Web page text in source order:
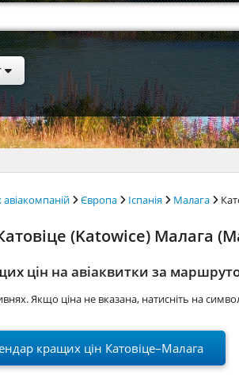
авіакомпаній Європа Іспанія Малага
(Katowice) Малага
цін на авіаквитки за
Якщо ціна не вказана, натисніть на
кращих цін Катовіце–Малага